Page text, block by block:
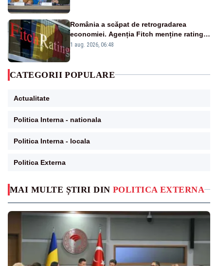
MAI MULTE ȘTIRI DIN POLITICA EXTERNA
România a scăpat de retrogradarea
economiei. Agenția Fitch menține ratingul
„BBB-” cu perspectivă negativă
1 aug. 2026, 06:48
CATEGORII POPULARE
Actualitate
Politica Interna - nationala
Politica Interna - locala
Politica Externa